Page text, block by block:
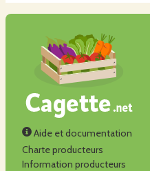
Aide et documentation
Charte producteurs
Information producteurs